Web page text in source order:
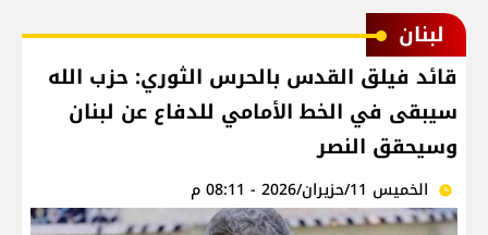
لبنان
قائد فيلق القدس بالحرس الثوري: حزب الله
سيبقى في الخط الأمامي للدفاع عن لبنان
وسيحقق النصر
الخميس 11/حزيران/2026 - 08:11 م